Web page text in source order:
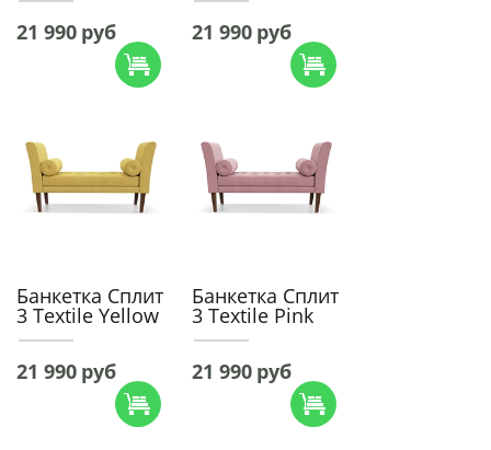
21 990 руб 21 990 руб
Банкетка Сплит
3 Textile Yellow
21 990 руб
Банкетка Сплит
3 Textile Pink
21 990 руб